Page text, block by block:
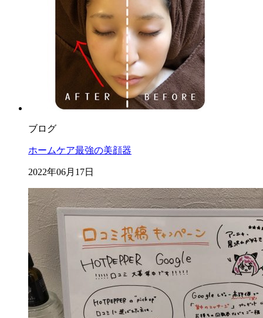
ブログ
ホームケア最強の美顔器
2022年06月17日